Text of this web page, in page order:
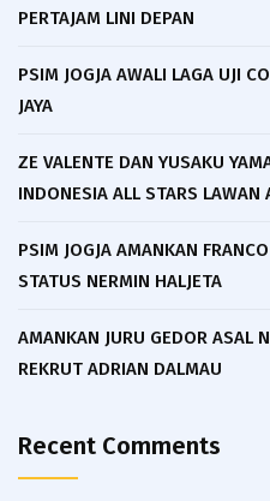
PERTAJAM LINI DEPAN
PSIM JOGJA AWALI LAGA UJI
JAYA
ZE VALENTE DAN YUSAKU
INDONESIA ALL STARS LAWAN
PSIM JOGJA AMANKAN
STATUS NERMIN HALJETA
AMANKAN JURU GEDOR ASAL
REKRUT ADRIAN DALMAU
Recent Comments